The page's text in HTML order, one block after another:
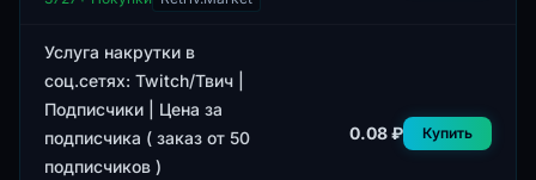
аккаунтов Twitch. Подписчики
стримеров, желающих ув...
Услуга накрутки в
соц.сетях: Twitch/Твич |
Подписчики | Цена за
подписчика ( заказ от 50
подписчиков )
0.08 ₽ Купить